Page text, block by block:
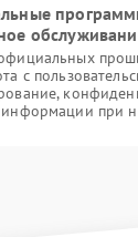
с
информации при